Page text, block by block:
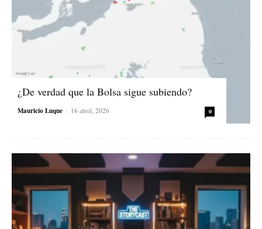
¿De verdad que la Bolsa sigue subiendo?
Mauricio Luque - 16 abril, 2026 0